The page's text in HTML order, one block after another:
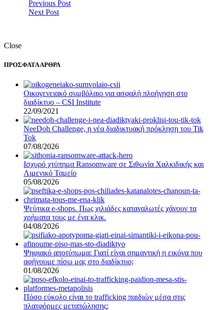
Previous Post
Next Post
Close
ΠΡΟΣΦΑΤΑ ΑΡΘΡΑ
Οικογενειακό συμβόλαιο για ασφαλή πλοήγηση στο
διαδίκτυο – CSI Institute
22/09/2021
NeeDoh Challenge, η νέα διαδικτυακή πρόκληση του Tik
Tok
07/08/2026
Ισχυρό χτύπημα Ransomware σε Σιθωνία Χαλκιδικής και
Λιμενικό Ταμείο
05/08/2026
Ψεύτικα e-shops. Πως χιλιάδες καταναλωτές χάνουν τα
χρήματα τους με ένα κλικ.
04/08/2026
Ψηφιακό αποτύπωμα: Γιατί είναι σημαντική η εικόνα που
αφήνουμε πίσω μας στο διαδίκτυο;
01/08/2026
Πόσο εύκολο είναι το trafficking παιδιών μέσα στις
πλατφόρμες μεταπώλησης;